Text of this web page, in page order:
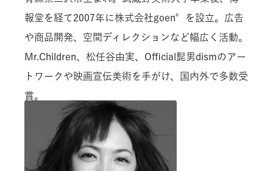
報堂を経て2007年に株式会社goen°を設立。広告
や商品開発、空間ディレクションなど幅広く活動。
Mr.Children、松任谷由実、Official髭男dismのアー
トワークや映画宣伝美術を手がけ、国内外で多数受
賞。